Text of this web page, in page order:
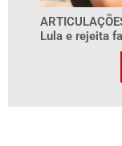
Lula e rejeita